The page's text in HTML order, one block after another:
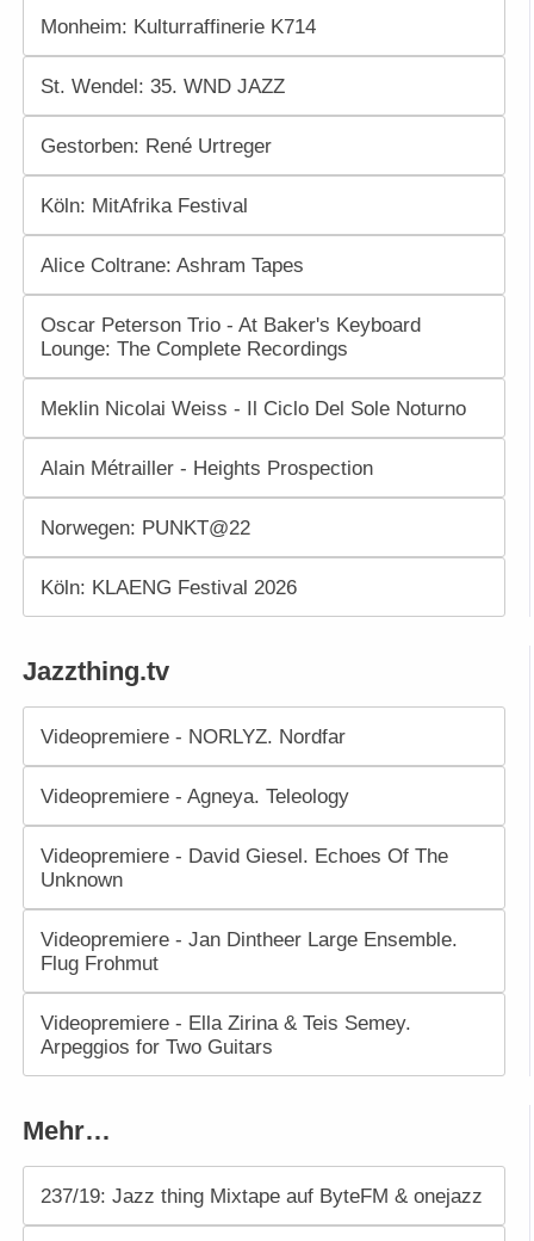
Monheim: Kulturraffinerie K714
St. Wendel: 35. WND JAZZ
Gestorben: René Urtreger
Köln: MitAfrika Festival
Alice Coltrane: Ashram Tapes
Oscar Peterson Trio - At Baker's Keyboard
Lounge: The Complete Recordings
Meklin Nicolai Weiss - Il Ciclo Del Sole Noturno
Alain Métrailler - Heights Prospection
Norwegen: PUNKT@22
Köln: KLAENG Festival 2026
Jazzthing.tv
Videopremiere - NORLYZ. Nordfar
Videopremiere - Agneya. Teleology
Videopremiere - David Giesel. Echoes Of The
Unknown
Videopremiere - Jan Dintheer Large Ensemble.
Flug Frohmut
Videopremiere - Ella Zirina & Teis Semey.
Arpeggios for Two Guitars
Mehr…
237/19: Jazz thing Mixtape auf ByteFM & onejazz